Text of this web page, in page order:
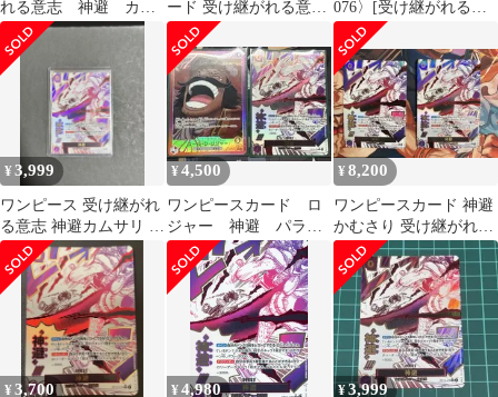
れる意志 神避 カム
サリ R パラレル
OP13-076
ード 受け継がれる意志
神避カムサリ R パラレ
ル
076〉[受け継がれる意
志] イベント パラレル
かむさり
¥3,999
ワンピース 受け継がれ
る意志 神避カムサリ R
パラレル OP13-076
¥4,500
ワンピースカード ロ
ジャー 神避 パラレ
ル
¥8,200
ワンピースカード 神避
かむさり 受け継がれる
意志
¥3,700 ¥4,980 ¥3,999